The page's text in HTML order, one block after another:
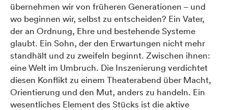
übernehmen wir von früheren Generationen – und
wo beginnen wir, selbst zu entscheiden? Ein Vater,
der an Ordnung, Ehre und bestehende Systeme
glaubt. Ein Sohn, der den Erwartungen nicht mehr
standhält und zu zweifeln beginnt. Zwischen ihnen:
eine Welt im Umbruch. Die Inszenierung verdichtet
diesen Konflikt zu einem Theaterabend über Macht,
Orientierung und den Mut, anders zu handeln. Ein
wesentliches Element des Stücks ist die aktive